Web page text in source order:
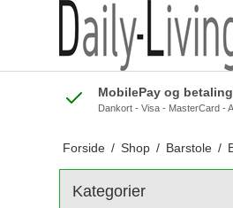
MobilePay og
Dankort - Visa - MasterCard -
Forside / Shop / Barstole /
Kategorier